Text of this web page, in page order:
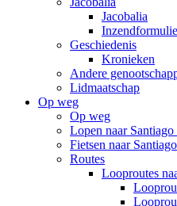
Jacobalia
Geschiedenis
Kronieken
Andere
Lidmaatschap
Op weg
Op weg
Lopen naar Santiago
Fietsen naar
Routes
Looproutes